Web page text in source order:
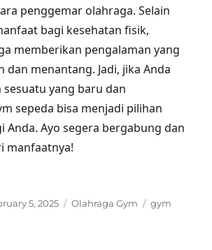
penggemar olahraga. Selain
bagi kesehatan fisik,
memberikan pengalaman yang
dan menantang. Jadi, jika Anda
yang baru dan
sepeda bisa menjadi pilihan
Anda. Ayo segera bergabung dan
manfaatnya!
5, 2025 Categories
Olahraga Gym Tags
gym